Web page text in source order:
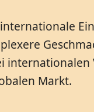
Markt.